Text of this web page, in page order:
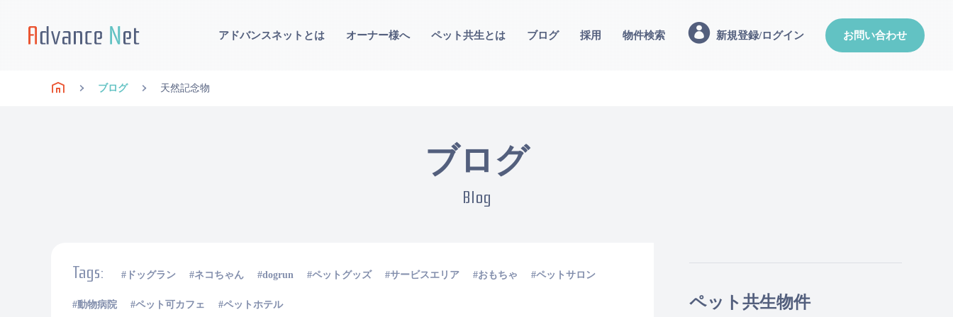
アドバンスネットとは オーナー様へ ペット共生とは ブログ 採用 物件検索 新規登録/ログイン お問い合わせ
ブログ 天然記念物
ブログ
Blog
Tags: ドッグラン ネコちゃん dogrun ペットグッズ サービスエリア おもちゃ ペットサロン
動物病院 ペット可カフェ ペットホテル ペット共生物件